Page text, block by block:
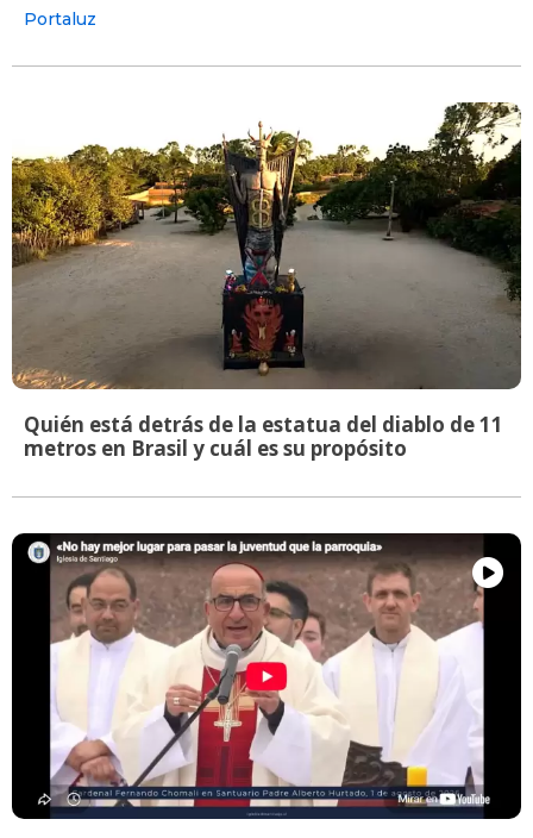
Portaluz
Quién está detrás de la estatua del diablo de 11
metros en Brasil y cuál es su propósito